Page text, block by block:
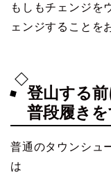
もしもチェンジを
ェンジすることを
登山する
普段履きを
普通のタウンシュ
は